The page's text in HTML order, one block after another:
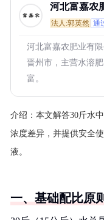
河北富嘉农
法人:郭英然 通
河北富嘉农肥业有
晋州市，主营水溶
富。
介绍： 本文解答30斤水
浓度差异，并提供安全
液。
一、基础配比原